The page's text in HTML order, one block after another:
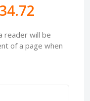
reader will be
of a page when